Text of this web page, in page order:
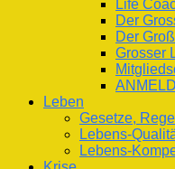
Life
Der
Der
Grosser
Leben
Gesetze,
Lebens-
Lebens-